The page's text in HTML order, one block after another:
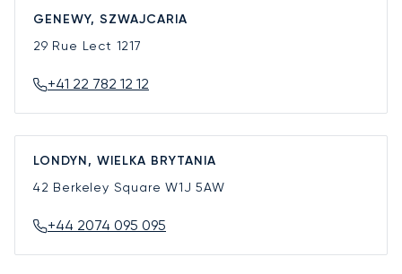
GENEWY, SZWAJCARIA
29 Rue Lect 1217
+41 22 782 12 12
LONDYN, WIELKA BRYTANIA
42 Berkeley SquareW1J 5AW
+44 2074 095 095